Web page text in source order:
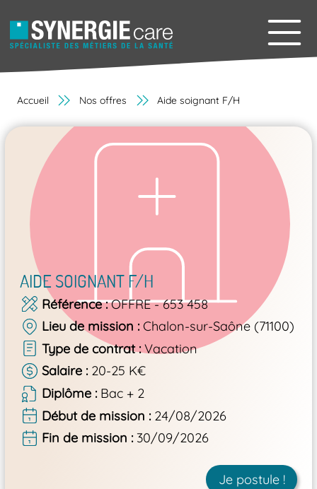
Accueil Nos offres Aide soignant F/H
AIDE SOIGNANT F/H
Référence OFFRE - 653 458
Lieu de mission
Chalon-sur-Saône (71100)
Type de contrat Vacation
Salaire
20-25 K€
Diplôme
Bac + 2
Début de mission
24/08/2026
Fin de mission
30/09/2026
Je postule !